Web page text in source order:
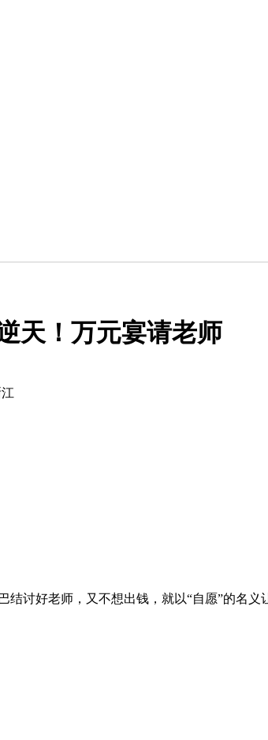
天！万元宴请老师
讨好老师，又不想出钱，就以“自愿”的名